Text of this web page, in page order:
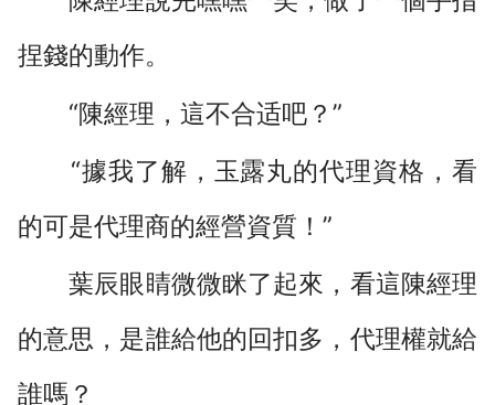
捏錢的動作。
“陳經理，這不合适吧？”
“據我了解，玉露丸的代理資格，看
的可是代理商的經營資質！”
葉辰眼睛微微眯了起來，看這陳經理
的意思，是誰給他的回扣多，代理權就給
誰嗎？